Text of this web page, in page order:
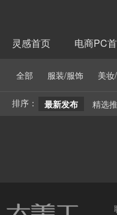
灵感首页
电商PC
全部 服装/服饰 美
排序： 最新发布 精选